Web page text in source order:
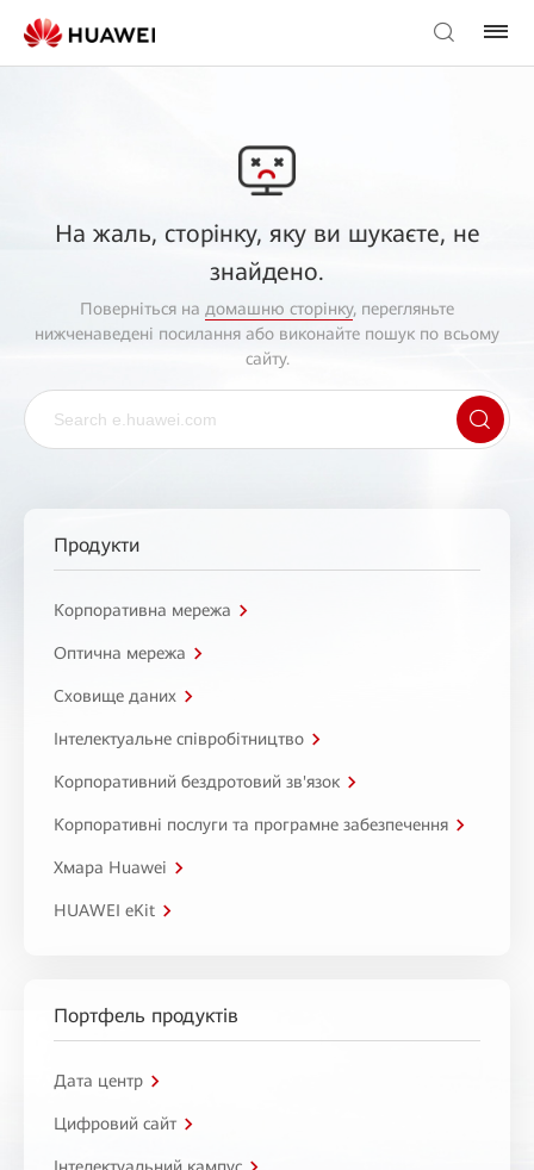
На жаль, сторінку, яку ви шукаєте, не
знайдено.
Поверніться на домашню сторінку, перегляньте
нижченаведені посилання або виконайте пошук по всьому
сайту.
Продукти
Корпоративна мережа
Оптична мережа
Сховище даних
Інтелектуальне співробітництво
Корпоративний бездротовий зв'язок
Корпоративні послуги та програмне забезпечення
Хмара Huawei
HUAWEI eKit
Портфель продуктів
Дата центр
Цифровий сайт